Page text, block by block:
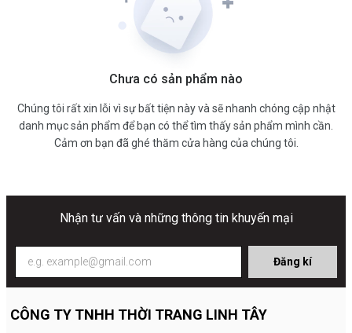
Chưa có sản phẩm nào
Chúng tôi rất xin lỗi vì sự bất tiện này và sẽ nhanh chóng cập nhật
danh mục sản phẩm để bạn có thể tìm thấy sản phẩm mình cần.
Cảm ơn bạn đã ghé thăm cửa hàng của chúng tôi.
Nhận tư vấn và những thông tin khuyến mại
Đăng kí
CÔNG TY TNHH THỜI TRANG LINH TÂY